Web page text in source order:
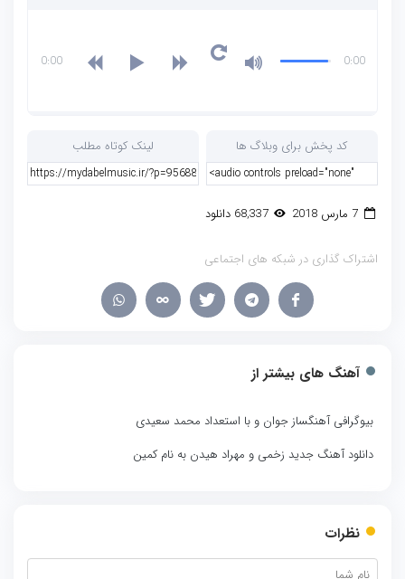
0:00
0:00
کد پخش برای وبلاگ ها لینک کوتاه مطلب
7 مارس 2018 68,337 دانلود
اشتراک گذاری در شبکه های اجتماعی
آهنگ های بیشتر از
بیوگرافی آهنگساز جوان و با استعداد محمد سعیدی
دانلود آهنگ جدید زخمی و مهراد هیدن به نام کمین
نظرات